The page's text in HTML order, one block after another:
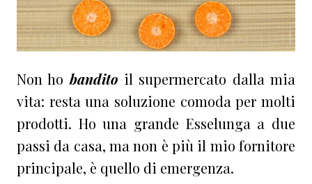
Non ho bandito il supermercato dalla mia
vita: resta una soluzione comoda per molti
prodotti. Ho una grande Esselunga a due
passi da casa, ma non è più il mio fornitore
principale, è quello di emergenza.